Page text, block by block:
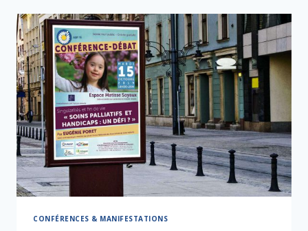
CONFÉRENCES & MANIFESTATIONS